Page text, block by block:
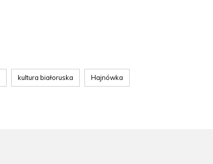
kultura białoruska Hajnówka